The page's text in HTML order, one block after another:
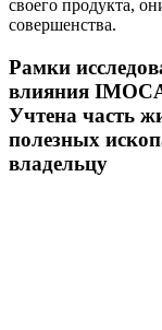
своего продукта,
совершенства.
Рамки
влияния
Учтена часть
полезных
владельцу